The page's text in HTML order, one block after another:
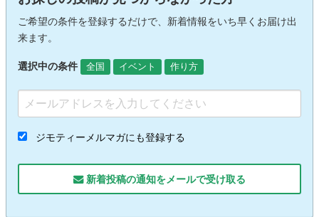
ご希望の条件を登録するだけで、新着情報をいち早くお届け出
来ます。
選択中の条件 全国 イベント 作り方
ジモティーメルマガにも登録する
新着投稿の通知をメールで受け取る